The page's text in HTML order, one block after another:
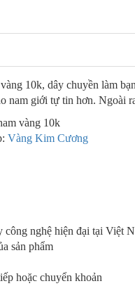
10k, dây chuyền làm
nam giới tự tin hơn. Ngoài
vàng 10k
Vàng Kim Cương
nghệ hiện đại tại Việt
sản phẩm
hoặc chuyển khoản